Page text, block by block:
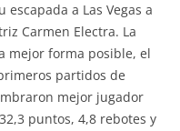
a Las Vegas a
Carmen Electra. La
mejor forma posible, el
partidos de
mejor jugador
puntos, 4,8 rebotes y